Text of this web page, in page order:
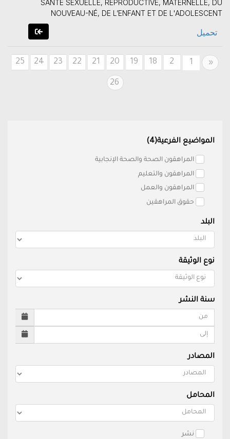
SANTÉ SEXUELLE, REPRODUCTIVE, MATERNELLE, DU
NOUVEAU-NÉ, DE L’ENFANT ET DE L'ADOLESCENT
تحميل
«
Previous
1
2
18
19
20
21
22
23
24
25
26
المواضيع الفرعية(4)
المراهقون الصحة والصحة الإنجابية
المراهقون والتعليم
المراهقون والعمل
حقوق المراهقين
البلد
نوع الوثيقة
سنة النشر
المصادر
المحامل
نشر